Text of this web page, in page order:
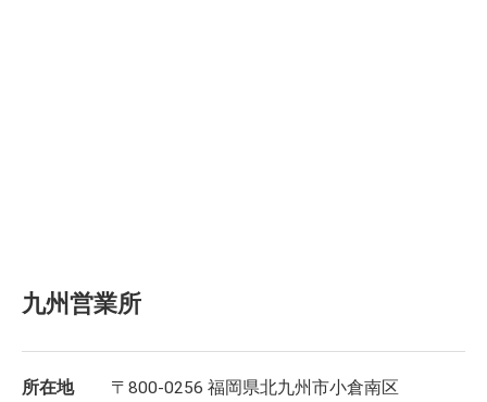
九州営業所
所在地
〒800-0256 福岡県北九州市小倉南区